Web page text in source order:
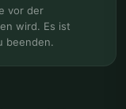
vor der
wird. Es ist
beenden.